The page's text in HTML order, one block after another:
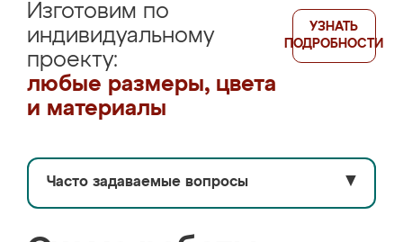
Изготовим по
индивидуальному
проекту:
любые размеры, цвета
и материалы
УЗНАТЬ
ПОДРОБНОСТИ
Часто задаваемые вопросы ▼